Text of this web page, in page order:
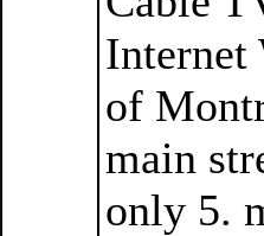
Internet
of
main
only 5.